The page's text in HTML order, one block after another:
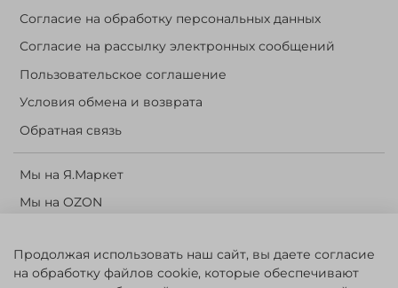
Согласие на обработку персональных данных
Согласие на рассылку электронных сообщений
Пользовательское соглашение
Условия обмена и возврата
Обратная связь
Мы на Я.Маркет
Мы на OZON
Корзина
Продолжая использовать наш сайт, вы даете согласие
на обработку файлов cookie, которые обеспечивают